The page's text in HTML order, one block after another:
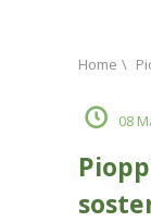
Home \
08